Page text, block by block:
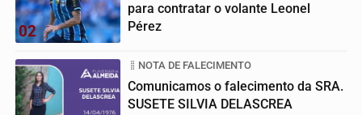
02
para contratar o volante Leonel
Pérez
NOTA DE FALECIMENTO
Comunicamos o falecimento da SRA.
SUSETE SILVIA DELASCREA